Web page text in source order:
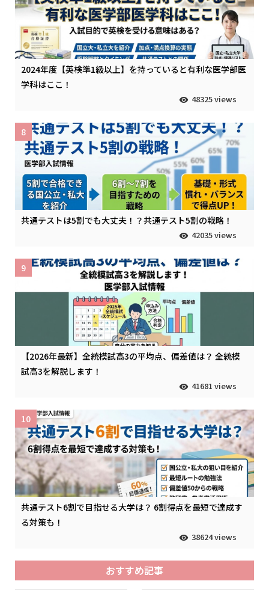
2024年度【英検準1級以上】を持っていると有利な医学部医
学科はここ！
48325 views
共通テストは5割でも大丈夫！？共通テスト5割の戦略！
42035 views
8
【2026年最新】全統模試高3の平均点、偏差値は？ 全統模
試高3を解説します！
41681 views
9
共通テスト6割で目指せる大学は？ 6割得点を最短で達成す
る対策も！
38624 views
10
おすすめ記事